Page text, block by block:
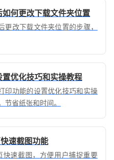
何更改下载文件夹位置
改下载文件夹位置的步骤，
优化技巧和实操教程
印功能的设置优化技巧和实操
省纸张和时间。
速截图功能
速截图，方便用户捕捉重要